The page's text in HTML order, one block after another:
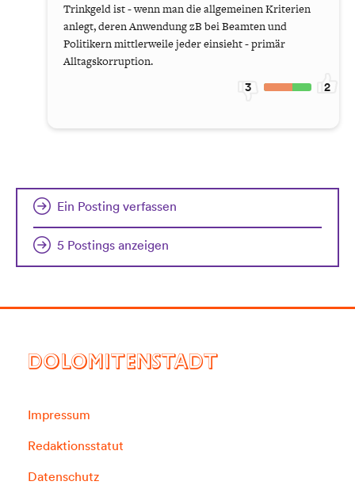
Trinkgeld ist - wenn man die allgemeinen Kriterien
anlegt, deren Anwendung zB bei Beamten und
Politikern mittlerweile jeder einsieht - primär
Alltagskorruption.
3 2
Ein Posting verfassen
5 Postings anzeigen
DOLOMITENSTADT
Impressum
Redaktionsstatut
Datenschutz